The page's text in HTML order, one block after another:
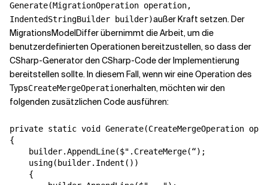
Generate(MigrationOperation operation,
IndentedStringBuilder builder)außer Kraft setzen. Der
MigrationsModelDiffer übernimmt die Arbeit, um die
benutzerdefinierten Operationen bereitzustellen, so dass der
CSharp-Generator den CSharp-Code der Implementierung
bereitstellen sollte. In diesem Fall, wenn wir eine Operation des
TypsCreateMergeOperationerhalten, möchten wir den
folgenden zusätzlichen Code ausführen:
private static void Generate(CreateMergeOperation
{
    builder.AppendLine($".CreateMerge(“);
    using(builder.Indent())
    {